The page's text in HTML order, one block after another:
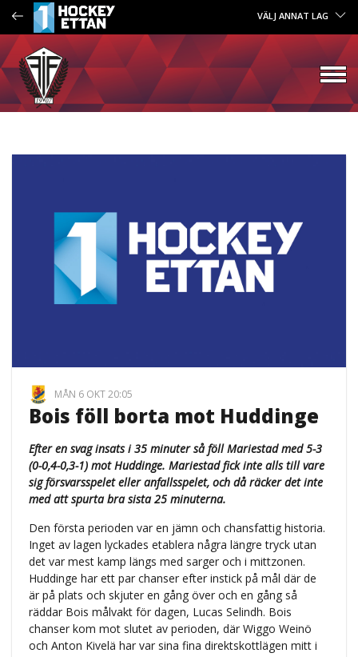
VÄLJ ANNAT LAG
MÅN 6 OKT 20:05
Bois föll borta mot Huddinge
Efter en svag insats i 35 minuter så föll Mariestad med 5-3
(0-0,4-0,3-1) mot Huddinge. Mariestad fick inte alls till vare
sig försvarsspelet eller anfallsspelet, och då räcker det inte
med att spurta bra sista 25 minuterna.
Den första perioden var en jämn och chansfattig historia.
Inget av lagen lyckades etablera några längre tryck utan
det var mest kamp längs med sarger och i mittzonen.
Huddinge har ett par chanser efter instick på mål där de
är på plats och skjuter en gång över och en gång så
räddar Bois målvakt för dagen, Lucas Selindh. Bois
chanser kom mot slutet av perioden, där Wiggo Weinö
och Anton Kivelä har var sina fina direktskottlägen mitt i